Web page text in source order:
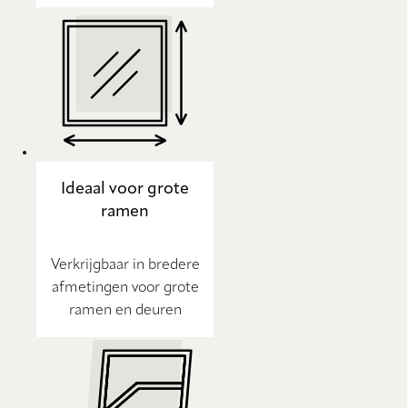
Ideaal voor grote
ramen
Verkrijgbaar in bredere
afmetingen voor grote
ramen en deuren